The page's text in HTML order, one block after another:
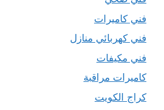
فني كاميرات
فني كهربائي منازل
فني مكيفات
كاميرات مراقبة
كراج الكويت